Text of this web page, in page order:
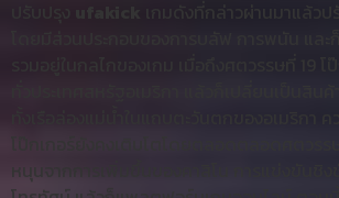
หนุนจากการเพิ่มขึ้นของคาสิโน การแข่งขันชิง